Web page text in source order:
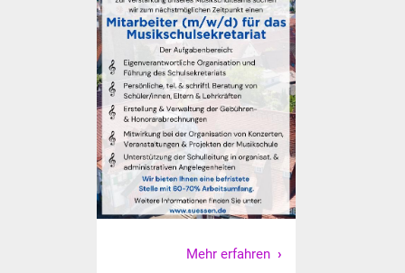
Sportanlagen
Tourismus
Erlebnisregion
Schwäbischer Albtrauf
Route der
Industriekultur
Mehr erfahren